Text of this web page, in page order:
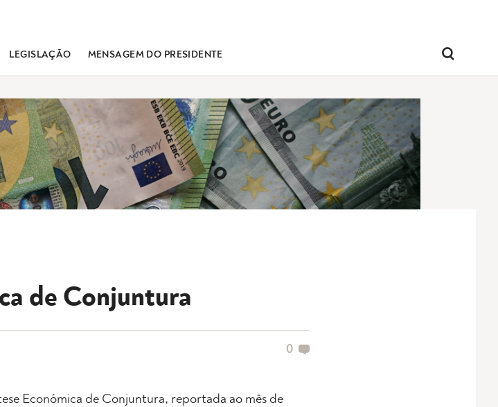
LEGISLAÇÃO MENSAGEM DO PRESIDENTE Pesquisar
de Conjuntura
0
Económica de Conjuntura, reportada ao mês de